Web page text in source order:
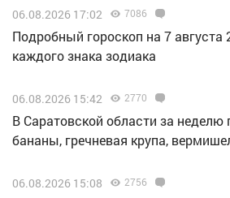
06.08.2026 17:02 7086
Подробный гороскоп на 7 августа
каждого знака зодиака
06.08.2026 15:42 2770
В Саратовской области за неделю
бананы, гречневая крупа,
06.08.2026 15:08 2756